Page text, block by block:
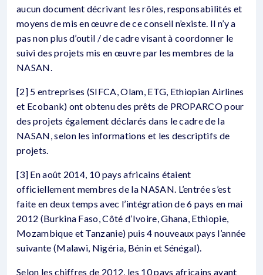
aucun document décrivant les rôles, responsabilités et
moyens de mis en œuvre de ce conseil n’existe. Il n’y a
pas non plus d’outil / de cadre visant à coordonner le
suivi des projets mis en œuvre par les membres de la
NASAN.
[2] 5 entreprises (SIFCA, Olam, ETG, Ethiopian Airlines
et Ecobank) ont obtenu des prêts de PROPARCO pour
des projets également déclarés dans le cadre de la
NASAN, selon les informations et les descriptifs de
projets.
[3] En août 2014, 10 pays africains étaient
officiellement membres de la NASAN. L’entrée s’est
faite en deux temps avec l’intégration de 6 pays en mai
2012 (Burkina Faso, Côté d’Ivoire, Ghana, Ethiopie,
Mozambique et Tanzanie) puis 4 nouveaux pays l’année
suivante (Malawi, Nigéria, Bénin et Sénégal).
Selon les chiffres de 2012, les 10 pays africains ayant